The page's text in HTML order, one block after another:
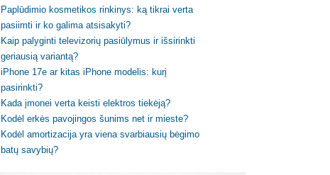
Paplūdimio kosmetikos rinkinys: ką tikrai verta
pasiimti ir ko galima atsisakyti?
Kaip palyginti televizorių pasiūlymus ir išsirinkti
geriausią variantą?
iPhone 17e ar kitas iPhone modelis: kurį
pasirinkti?
Kada įmonei verta keisti elektros tiekėją?
Kodėl erkės pavojingos šunims net ir mieste?
Kodėl amortizacija yra viena svarbiausių bėgimo
batų savybių?